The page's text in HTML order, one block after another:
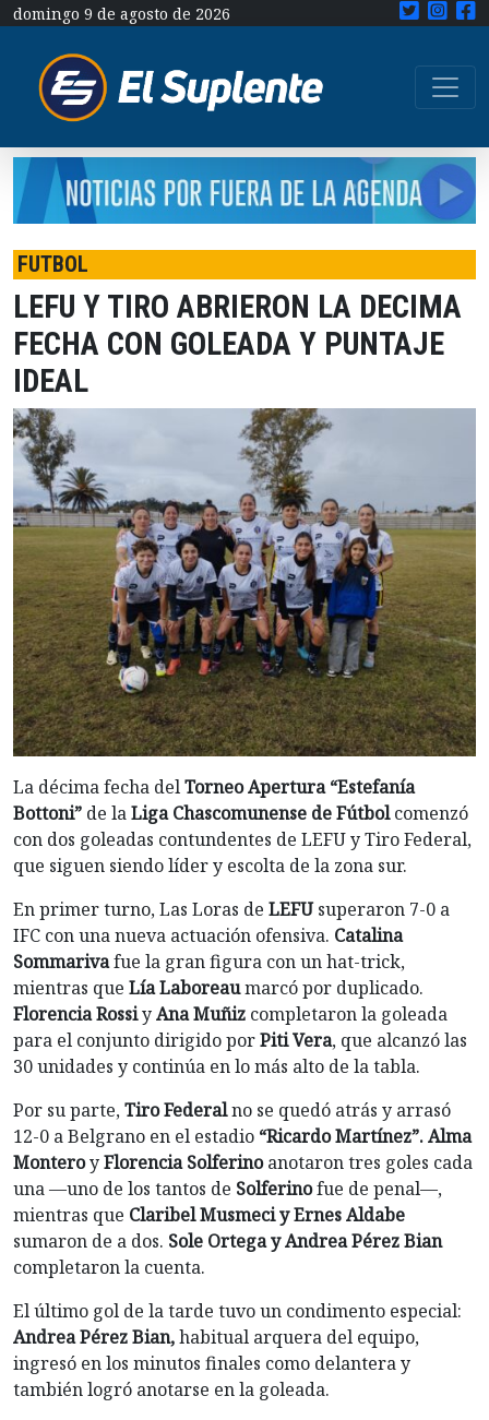
domingo 9 de agosto de 2026
FUTBOL
LEFU Y TIRO ABRIERON LA DECIMA
FECHA CON GOLEADA Y PUNTAJE
IDEAL
La décima fecha delTorneo Apertura “Estefanía
Bottoni” de laLiga Chascomunense de Fútbolcomenzó
con dos goleadas contundentes de LEFU y Tiro Federal,
que siguen siendo líder y escolta de la zona sur.
En primer turno, Las Loras de LEFUsuperaron 7-0 a
IFC con una nueva actuación ofensiva. Catalina
Sommarivafue la gran figura con un hat-trick,
mientras que Lía Laboreaumarcó por duplicado.
Florencia RossiyAna Muñiz completaron la goleada
para el conjunto dirigido porPiti Vera, que alcanzó las
30 unidades y continúa en lo más alto de la tabla.
Por su parte,Tiro Federalno se quedó atrás y arrasó
12-0 a Belgrano en el estadio “Ricardo Martínez”.Alma
MonteroyFlorencia Solferinoanotaron tres goles cada
una —uno de los tantos de Solferinofue de penal—,
mientras que Claribel Musmeci y Ernes Aldabe
sumaron de a dos. Sole Ortega y Andrea Pérez Bian
completaron la cuenta.
El último gol de la tarde tuvo un condimento especial:
Andrea Pérez Bian,habitual arquera del equipo,
ingresó en los minutos finales como delantera y
también logró anotarse en la goleada.